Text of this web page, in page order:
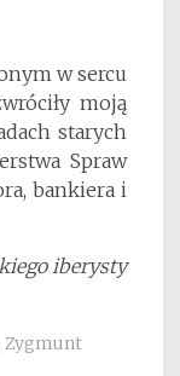
w sercu
moją
starych
Spraw
bankiera i
iberysty
Zygmunt